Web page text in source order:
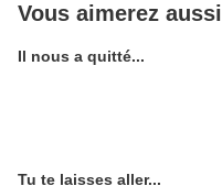
Vous aimerez aussi
Il nous a quitté...
Tu te laisses aller...